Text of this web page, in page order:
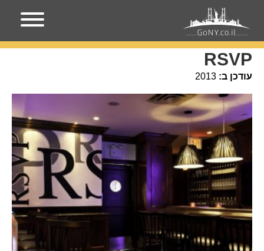
עמוד הבית מקומות בניו-יורק
RSVP
עודכן ב: 2013